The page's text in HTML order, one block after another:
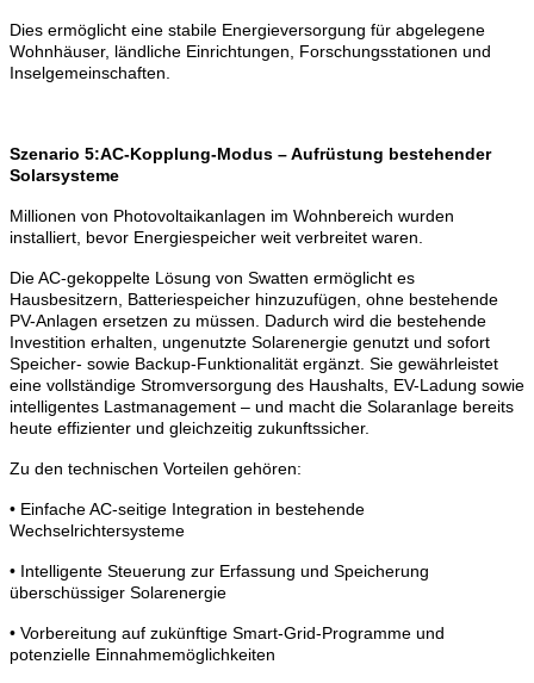
Dies ermöglicht eine stabile Energieversorgung für abgelegene
Wohnhäuser, ländliche Einrichtungen, Forschungsstationen und
Inselgemeinschaften.
Szenario 5:AC-Kopplung-Modus – Aufrüstung bestehender
Solarsysteme
Millionen von Photovoltaikanlagen im Wohnbereich wurden
installiert, bevor Energiespeicher weit verbreitet waren.
Die AC-gekoppelte Lösung von Swatten ermöglicht es
Hausbesitzern, Batteriespeicher hinzuzufügen, ohne bestehende
PV-Anlagen ersetzen zu müssen. Dadurch wird die bestehende
Investition erhalten, ungenutzte Solarenergie genutzt und sofort
Speicher- sowie Backup-Funktionalität ergänzt. Sie gewährleistet
eine vollständige Stromversorgung des Haushalts, EV-Ladung sowie
intelligentes Lastmanagement – und macht die Solaranlage bereits
heute effizienter und gleichzeitig zukunftssicher.
Zu den technischen Vorteilen gehören:
• Einfache AC-seitige Integration in bestehende
Wechselrichtersysteme
• Intelligente Steuerung zur Erfassung und Speicherung
überschüssiger Solarenergie
• Vorbereitung auf zukünftige Smart-Grid-Programme und
potenzielle Einnahmemöglichkeiten